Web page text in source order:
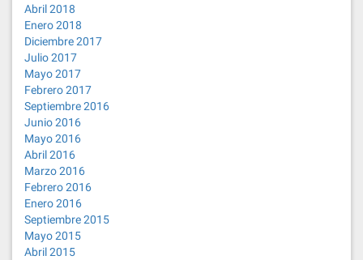
Abril 2018
Enero 2018
Diciembre 2017
Julio 2017
Mayo 2017
Febrero 2017
Septiembre 2016
Junio 2016
Mayo 2016
Abril 2016
Marzo 2016
Febrero 2016
Enero 2016
Septiembre 2015
Mayo 2015
Abril 2015